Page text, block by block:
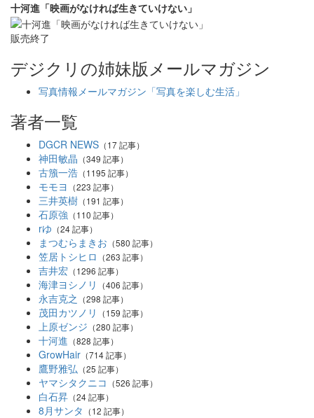
十河進「映画がなければ生きていけない」
販売終了
デジクリの姉妹版メールマガジン
写真情報メールマガジン「写真を楽しむ生活」
著者一覧
DGCR NEWS （17 記事）
神田敏晶 （349 記事）
古籏一浩 （1195 記事）
モモヨ （223 記事）
三井英樹 （191 記事）
石原強 （110 記事）
rゆ （24 記事）
まつむらまきお （580 記事）
笠居トシヒロ （263 記事）
吉井宏 （1296 記事）
海津ヨシノリ （406 記事）
永吉克之 （298 記事）
茂田カツノリ （159 記事）
上原ゼンジ （280 記事）
十河進 （828 記事）
GrowHair （714 記事）
鷹野雅弘 （25 記事）
ヤマシタクニコ （526 記事）
白石昇 （24 記事）
8月サンタ （12 記事）